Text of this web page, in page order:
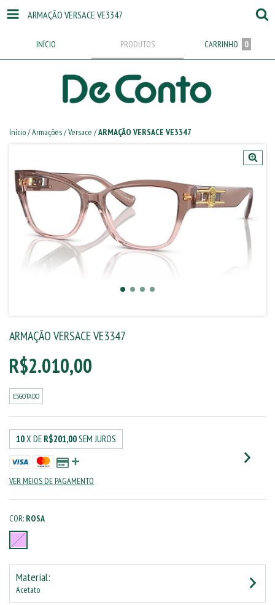
ARMAÇÃO VERSACE VE3347
INÍCIO PRODUTOS CARRINHO 0
Início/Armações/Versace /ARMAÇÃO VERSACE VE3347
ARMAÇÃO VERSACE VE3347
R$2.010,00
ESGOTADO
10X DE R$201,00SEM JUROS
VER MEIOS DE PAGAMENTO
COR: ROSA
Material:
Acetato